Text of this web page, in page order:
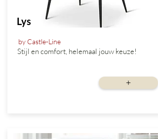
Lys
by Castle-Line
Stijl en comfort, helemaal jouw keuze!
+